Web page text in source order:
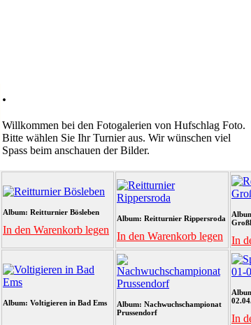
.
Willkommen bei den Fotogalerien von Hufschlag Foto.
Bitte wählen Sie Ihr Turnier aus. Wir wünschen viel
Spass beim anschauen der Bilder.
Album: Reitturnier Bösleben
In den Warenkorb legen
Album: Reitturnier Rippersroda
In den Warenkorb legen In
Album: Voltigieren in Bad Ems
Album: Nachwuchschampionat
Prussendorf
In